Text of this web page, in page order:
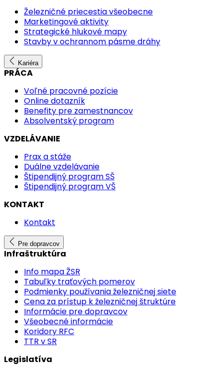
Železničné priecestia všeobecne
Marketingové aktivity
Strategické hlukové mapy
Stavby v ochrannom pásme dráhy
Kariéra
PRÁCA
Voľné pracovné pozície
Online dotazník
Benefity pre zamestnancov
Absolventský program
VZDELÁVANIE
Prax a stáže
Duálne vzdelávanie
Štipendijný program SŠ
Štipendijný program VŠ
KONTAKT
Kontakt
Pre dopravcov
Infraštruktúra
Info mapa ŽSR
Tabuľky traťových pomerov
Podmienky používania železničnej siete
Cena za prístup k železničnej štruktúre
Informácie pre dopravcov
Všeobecné informácie
Koridory RFC
TTR v SR
Legislatíva